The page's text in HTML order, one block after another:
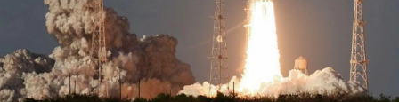
Үзэл бодол
Спорт
Нийгэм